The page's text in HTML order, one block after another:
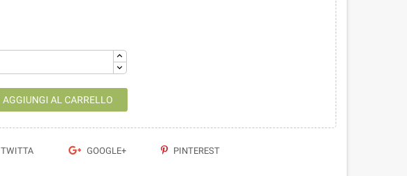
AGGIUNGI AL CARRELLO
TWITTA GOOGLE+ PINTEREST